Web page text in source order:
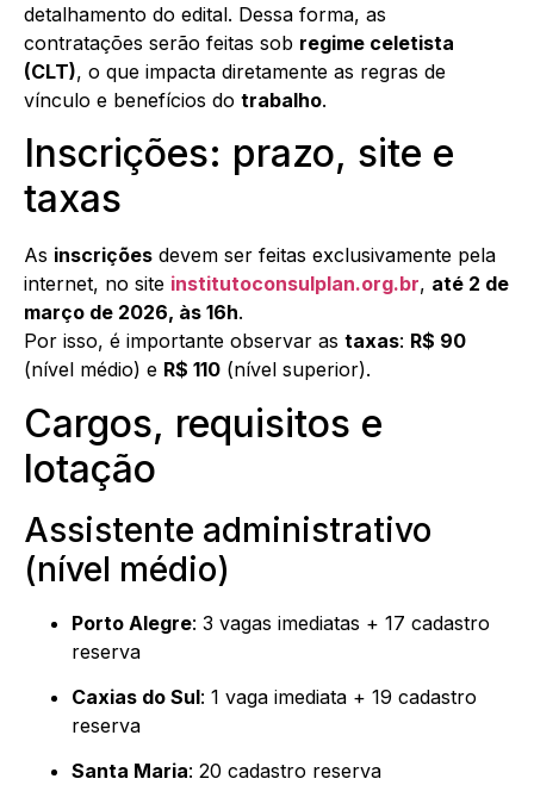
detalhamento do edital. Dessa forma, as
contratações serão feitas sob regime celetista
(CLT), o que impacta diretamente as regras de
vínculo e benefícios do trabalho.
Inscrições: prazo, site e
taxas
As inscrições devem ser feitas exclusivamente pela
internet, no site institutoconsulplan.org.br, até 2 de
março de 2026, às 16h.
Por isso, é importante observar as taxas: R$ 90
(nível médio) e R$ 110 (nível superior).
Cargos, requisitos e
lotação
Assistente administrativo
(nível médio)
Porto Alegre: 3 vagas imediatas + 17 cadastro
reserva
Caxias do Sul: 1 vaga imediata + 19 cadastro
reserva
Santa Maria: 20 cadastro reserva